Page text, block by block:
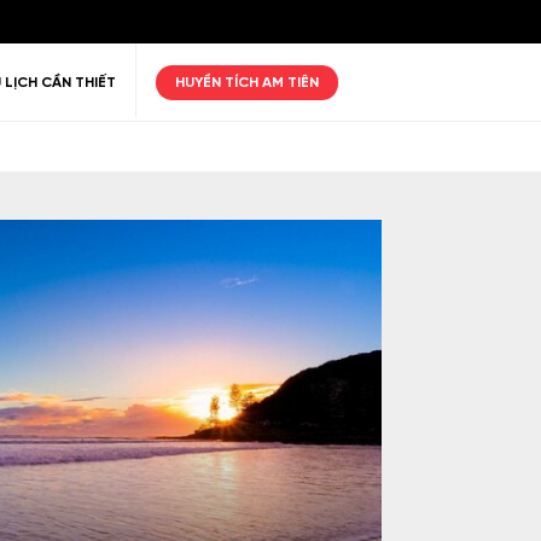
CẦN THIẾT HUYỀN TÍCH AM TIÊN
giãn